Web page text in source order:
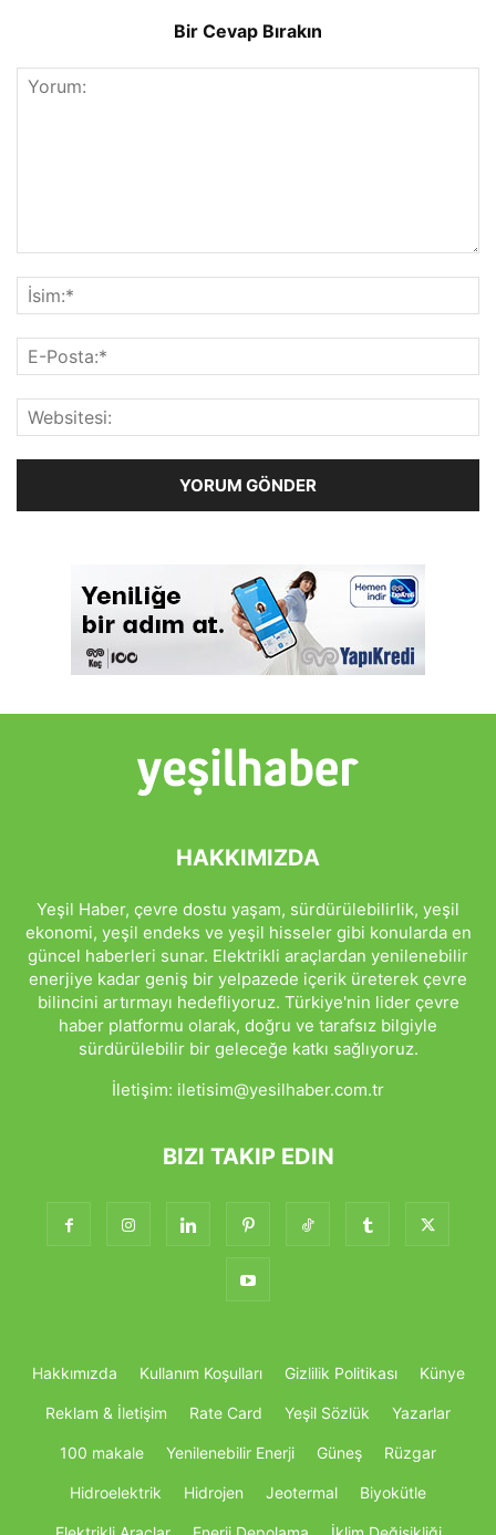
Bir Cevap Bırakın
HAKKIMIZDA
Yeşil Haber, çevre dostu yaşam, sürdürülebilirlik, yeşil
ekonomi, yeşil endeks ve yeşil hisseler gibi konularda en
güncel haberleri sunar. Elektrikli araçlardan yenilenebilir
enerjiye kadar geniş bir yelpazede içerik üreterek çevre
bilincini artırmayı hedefliyoruz. Türkiye'nin lider çevre
haber platformu olarak, doğru ve tarafsız bilgiyle
sürdürülebilir bir geleceğe katkı sağlıyoruz.
İletişim: iletisim@yesilhaber.com.tr
BIZI TAKIP EDIN
Hakkımızda Kullanım Koşulları Gizlilik Politikası Künye
Reklam & İletişim Rate Card Yeşil Sözlük Yazarlar
100 makale Yenilenebilir Enerji Güneş Rüzgar
Hidroelektrik Hidrojen Jeotermal Biyokütle